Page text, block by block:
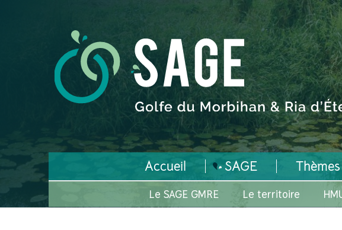
Accueil SAGE Thèmes
Le SAGE GMRE Le territoire